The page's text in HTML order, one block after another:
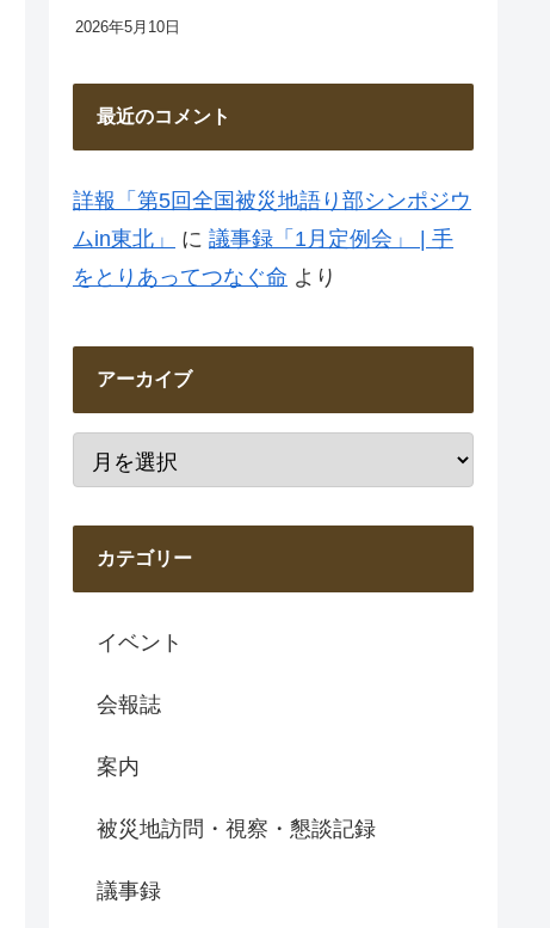
2026年5月10日
最近のコメント
詳報「第5回全国被災地語り部シンポジウ
ムin東北」
に 議事録「1月定例会」 | 手
をとりあってつなぐ命 より
アーカイブ
カテゴリー
イベント
会報誌
案内
被災地訪問・視察・懇談記録
議事録